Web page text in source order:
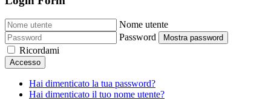
Nome utente
Password
Mostra password
Ricordami
Accesso
Hai dimenticato la tua password?
Hai dimenticato il tuo nome utente?